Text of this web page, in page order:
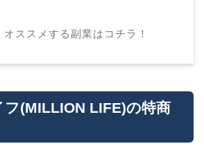
ススメする副業はコチラ！
フ(MILLION LIFE)の特商